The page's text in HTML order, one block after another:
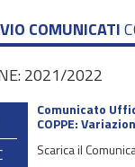
COMUNICATI
2021/2022
Comunicato
COPPE:
Scarica il